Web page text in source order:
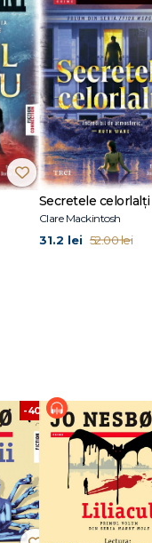
șaptelea roman al seriei
același nume, lansat în
Fiul, Vânătorii de
Liliacul, Cărăbușii,
de povestiri
Secretele celorlalți
Clare Mackintosh
31.2 lei 52.00 lei
-40%